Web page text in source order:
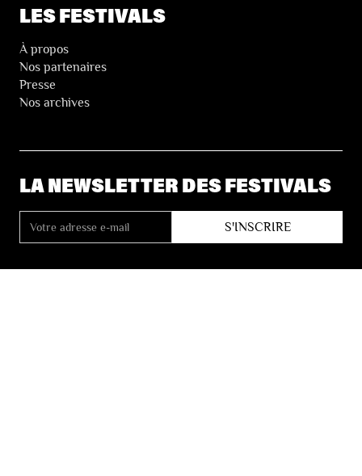
LES FESTIVALS
À propos
Nos partenaires
Presse
Nos archives
LA NEWSLETTER DES FESTIVALS